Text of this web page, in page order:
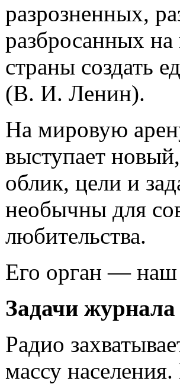
разрозненных,
разбросанных
страны создать
(В. И. Ленин).
На мировую
выступает
облик, цели и
необычны для
любительства.
Его орган —
Задачи журнала
Радио
массу